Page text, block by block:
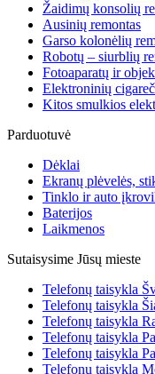
Žaidimų konsolių
Ausinių remontas
Garso kolonėlių
Robotų – siurblių
Fotoaparatų ir
Elektroninių
Kitos smulkios
Parduotuvė
Dėklai
Ekranų plėvelės,
Tinklo ir auto
Baterijos
Laikmenos
Sutaisysime Jūsų mieste
Telefonų taisykla
Telefonų taisykla
Telefonų taisykla
Telefonų taisykla
Telefonų taisykla
Telefonų taisykla